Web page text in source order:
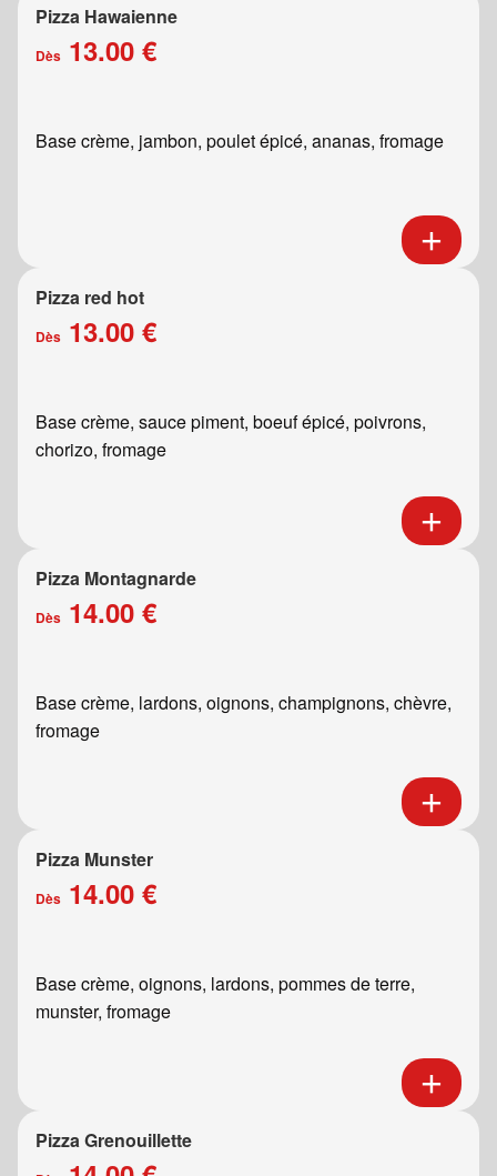
Pizza Hawaienne
Dès 13.00 €
Base crème, jambon, poulet épicé, ananas, fromage
Pizza red hot
Dès 13.00 €
Base crème, sauce piment, boeuf épicé, poivrons,
chorizo, fromage
Pizza Montagnarde
Dès 14.00 €
Base crème, lardons, oignons, champignons, chèvre,
fromage
Pizza Munster
Dès 14.00 €
Base crème, oignons, lardons, pommes de terre,
munster, fromage
Pizza Grenouillette